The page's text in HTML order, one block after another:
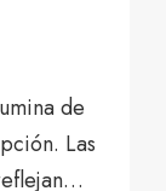
de
Las